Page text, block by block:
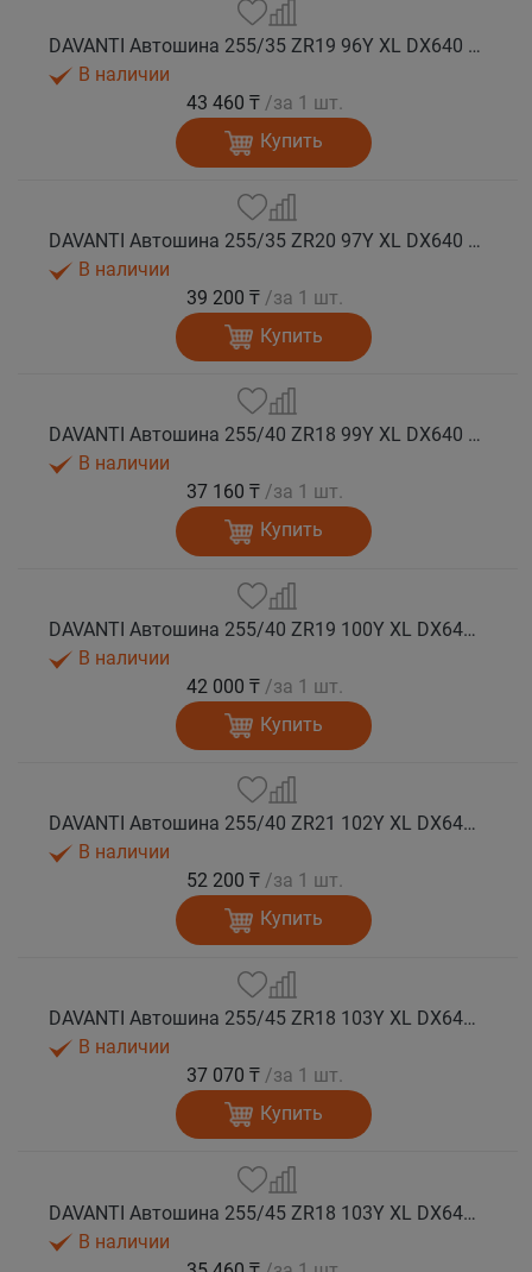
DAVANTI Автошина 255/35 ZR19 96Y XL DX640 RPR лето (Таиланд)
В наличии
43 460 ₸ /за 1 шт.
Купить
DAVANTI Автошина 255/35 ZR20 97Y XL DX640 RPR лето
В наличии
39 200 ₸ /за 1 шт.
Купить
DAVANTI Автошина 255/40 ZR18 99Y XL DX640 RPR лето (Таиланд)
В наличии
37 160 ₸ /за 1 шт.
Купить
DAVANTI Автошина 255/40 ZR19 100Y XL DX640 RPR лето
В наличии
42 000 ₸ /за 1 шт.
Купить
DAVANTI Автошина 255/40 ZR21 102Y XL DX640 RPR лето
В наличии
52 200 ₸ /за 1 шт.
Купить
DAVANTI Автошина 255/45 ZR18 103Y XL DX640 RPR лето (Таиланд)
В наличии
37 070 ₸ /за 1 шт.
Купить
DAVANTI Автошина 255/45 ZR18 103Y XL DX640 RPR лето
В наличии